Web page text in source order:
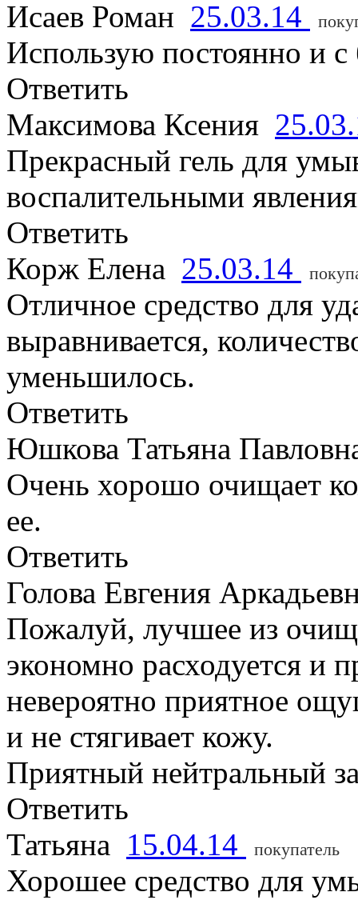
Исаев Роман 25.03.14
Использую постоянно и
Ответить
Максимова Ксения
Прекрасный гель для
воспалительными
Ответить
Корж Елена 25.03.14
Отличное средство для
выравнивается,
уменьшилось.
Ответить
Юшкова Татьяна
Очень хорошо очищает
ее.
Ответить
Голова Евгения
Пожалуй, лучшее из
экономно расходуется и
невероятно приятное
и не стягивает кожу.
Приятный нейтральный
Ответить
Татьяна 15.04.14 покупатель
Хорошее средство для